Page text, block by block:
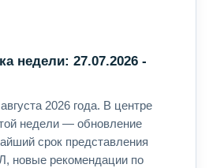
недели: 27.07.2026 -
2026 года. В центре
недели — обновление
срок представления
новые рекомендации по